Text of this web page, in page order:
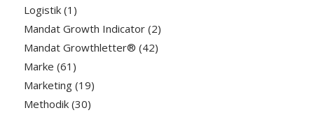
Logistik(1)
Mandat Growth Indicator(2)
Mandat Growthletter® (42)
Marke (61)
Marketing(19)
Methodik(30)